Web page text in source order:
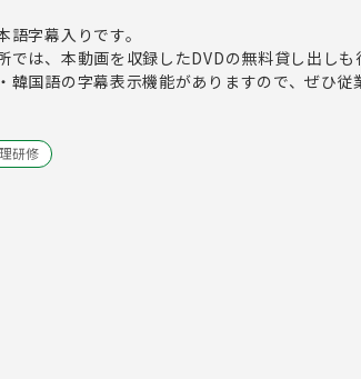
語字幕入りです。
では、本動画を収録したDVDの無料貸し出しも
韓国語の字幕表示機能がありますので、ぜひ従
研修